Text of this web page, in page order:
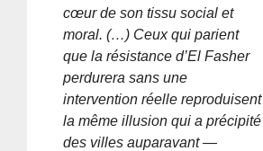
cœur de son tissu social et
moral. (…) Ceux qui parient
que la résistance d’El Fasher
perdurera sans une
intervention réelle reproduisent
la même illusion qui a précipité
des villes auparavant —